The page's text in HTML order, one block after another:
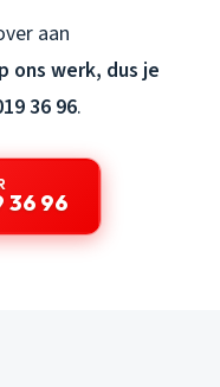
aan
ons werk, dus je
36 96.
36 96